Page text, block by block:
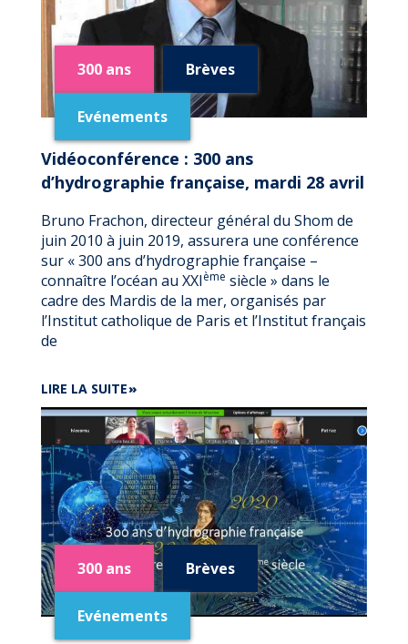
300 ans Brèves
Evénements
Vidéoconférence : 300 ans
d’hydrographie française, mardi 28 avril
Bruno Frachon, directeur général du Shom de
juin 2010 à juin 2019, assurera une conférence
sur « 300 ans d’hydrographie française –
connaître l’océan au XXIème siècle » dans le
cadre des Mardis de la mer, organisés par
l’Institut catholique de Paris et l’Institut français
de
LIRE LA SUITEDE
VIDÉOCONFÉRENCE
:
300
ANS
D’HYDROGRAPHIE
FRANÇAISE,
MARDI
28
AVRIL
300 ans Brèves
Evénements